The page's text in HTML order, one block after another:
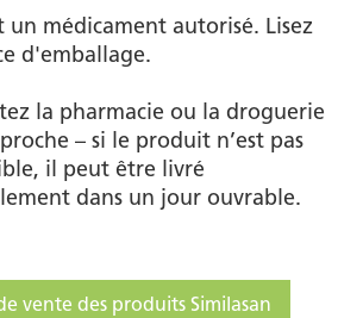
un médicament autorisé. Lisez
d'emballage.
la pharmacie ou la droguerie
– si le produit n’est pas
il peut être livré
dans un jour ouvrable.
vente des produits Similasan